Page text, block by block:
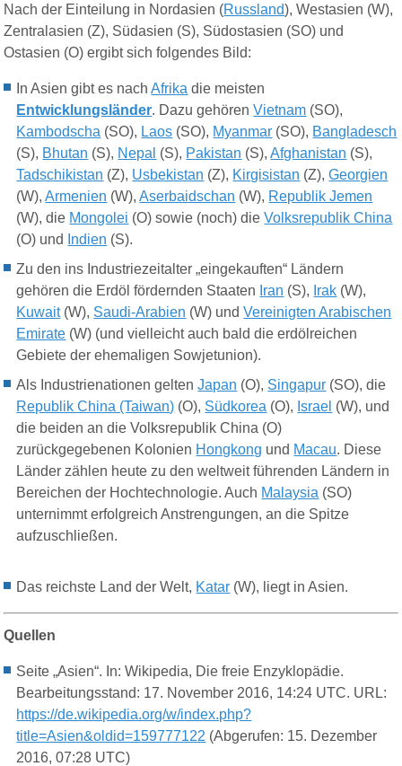
Nach der Einteilung in Nordasien (Russland), Westasien (W),
Zentralasien (Z), Südasien (S), Südostasien (SO) und
Ostasien (O) ergibt sich folgendes Bild:
In Asien gibt es nachAfrika die meisten
Entwicklungsländer. Dazu gehörenVietnam (SO),
Kambodscha (SO), Laos (SO), Myanmar (SO), Bangladesch
(S), Bhutan (S), Nepal (S), Pakistan (S),Afghanistan (S),
Tadschikistan (Z), Usbekistan (Z), Kirgisistan (Z),Georgien
(W),Armenien (W),Aserbaidschan (W), Republik Jemen
(W), die Mongolei (O) sowie (noch) dieVolksrepublik China
(O) und
Indien (S).
Zu den ins Industriezeitalter „eingekauften“ Ländern
gehören die Erdöl fördernden Staaten Iran (S), Irak (W),
Kuwait(W), Saudi-Arabien (W) undVereinigten Arabischen
Emirate (W) (und vielleicht auch bald die erdölreichen
Gebiete der ehemaligen Sowjetunion).
Als Industrienationen geltenJapan (O), Singapur (SO), die
Republik China (Taiwan) (O), Südkorea (O), Israel (W), und
die beiden an die Volksrepublik China (O)
zurückgegebenen Kolonien Hongkong und Macau. Diese
Länder zählen heute zu den weltweit führenden Ländern in
Bereichen der Hochtechnologie. Auch Malaysia (SO)
unternimmt erfolgreich Anstrengungen, an die Spitze
aufzuschließen.
Das reichste Land der Welt, Katar (W), liegt in Asien.
Quellen
Seite „Asien“. In: Wikipedia, Diefreie Enzyklopädie.
Bearbeitungsstand: 17. November 2016, 14:24 UTC. URL:
https://de.wikipedia.org/w/index.php?
title=Asien&oldid=159777122 (Abgerufen: 15. Dezember
2016, 07:28 UTC)